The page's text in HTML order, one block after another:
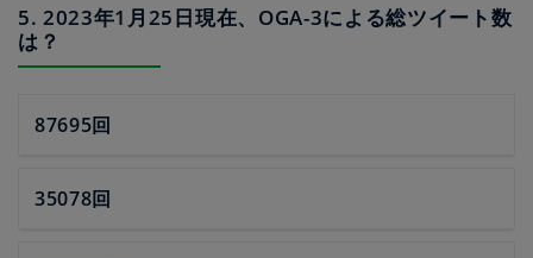
5. 2023年1月25日現在、OGA-3による総ツイート数
は？
87695回
35078回